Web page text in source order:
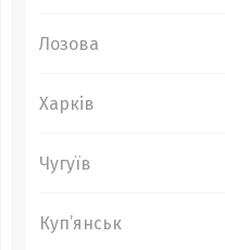
Лозова
Харків
Чугуїв
Куп’янськ